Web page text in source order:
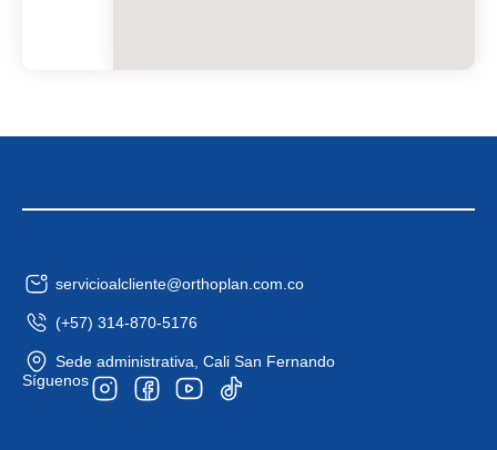
servicioalcliente@orthoplan.com.co
(+57) 314-870-5176
Sede administrativa, Cali San Fernando
Síguenos